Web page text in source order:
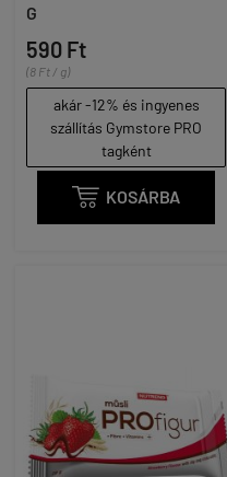
G
590 Ft
(8 Ft / g)
akár -12% és ingyenes
szállítás Gymstore PRO
tagként
 KOSÁRBA